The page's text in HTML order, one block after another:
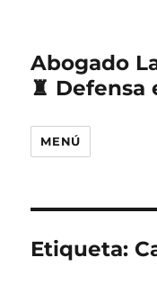
Abogado
♜ Defensa
MENÚ
Etiqueta: